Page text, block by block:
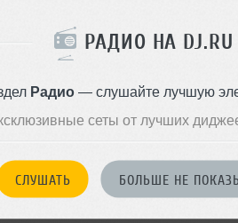
РАДИО НА DJ.RU
Радио— слушайте лучшую
сеты от лучших
СЛУШАТЬ БОЛЬШЕ НЕ